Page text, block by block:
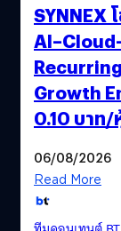
SYNNEX
Growth
0.10 บาท/
06/08/2026
Read More